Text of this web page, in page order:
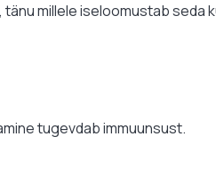
millele iseloomustab seda
tugevdab immuunsust.